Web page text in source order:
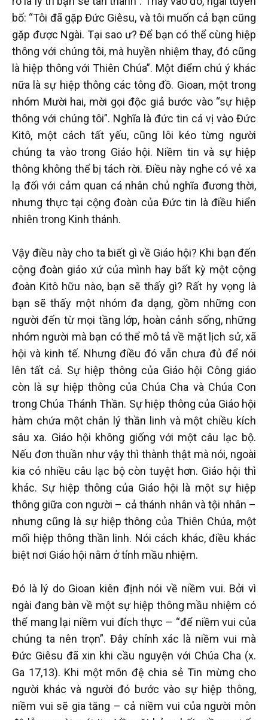
bố: “Tôi đã gặp Đức Giêsu, và tôi muốn cả bạn cũng
gặp được Ngài. Tại sao ư? Để bạn có thể cùng hiệp
thông với chúng tôi, mà huyền nhiệm thay, đó cũng
là hiệp thông với Thiên Chúa”. Một điểm chú ý khác
nữa là sự hiệp thông các tông đồ. Gioan, một trong
nhóm Mười hai, mời gọi độc giả bước vào “sự hiệp
thông với chúng tôi”. Nghĩa là đức tin cá vị vào Đức
Kitô, một cách tất yếu, cũng lôi kéo từng người
chúng ta vào trong Giáo hội. Niềm tin và sự hiệp
thông không thể bị tách rời. Điều này nghe có vẻ xa
lạ đối với cảm quan cá nhân chủ nghĩa đương thời,
nhưng thực tại cộng đoàn của Đức tin là điều hiển
nhiên trong Kinh thánh.
Vậy điều này cho ta biết gì về Giáo hội? Khi bạn đến
cộng đoàn giáo xứ của mình hay bất kỳ một cộng
đoàn Kitô hữu nào, bạn sẽ thấy gì? Rất hy vọng là
bạn sẽ thấy một nhóm đa dạng, gồm những con
người đến từ mọi tầng lớp, hoàn cảnh sống, những
nhóm người mà bạn có thể mô tả về mặt lịch sử, xã
hội và kinh tế. Nhưng điều đó vẫn chưa đủ để nói
lên tất cả. Sự hiệp thông của Giáo hội Công giáo
còn là sự hiệp thông của Chúa Cha và Chúa Con
trong Chúa Thánh Thần. Sự hiệp thông của Giáo hội
hàm chứa một chân lý thần linh và một chiều kích
sâu xa. Giáo hội không giống với một câu lạc bộ.
Nếu đơn thuần như vậy thì thành thật mà nói, ngoài
kia có nhiều câu lạc bộ còn tuyệt hơn. Giáo hội thì
khác. Sự hiệp thông của Giáo hội là một sự hiệp
thông giữa con người – cả thánh nhân và tội nhân –
nhưng cũng là sự hiệp thông của Thiên Chúa, một
mối hiệp thông thần linh. Nói cách khác, điều khác
biệt nơi Giáo hội nằm ở tính mầu nhiệm.
Đó là lý do Gioan kiên định nói về niềm vui. Bởi vì
ngài đang bàn về một sự hiệp thông mầu nhiệm có
thể mang lại niềm vui đích thực – “để niềm vui của
chúng ta nên trọn”. Đây chính xác là niềm vui mà
Đức Giêsu đã xin khi cầu nguyện với Chúa Cha (x.
Ga 17,13). Khi một môn đệ chia sẻ Tin mừng cho
người khác và người đó bước vào sự hiệp thông,
niềm vui sẽ gia tăng – cả niềm vui của người môn